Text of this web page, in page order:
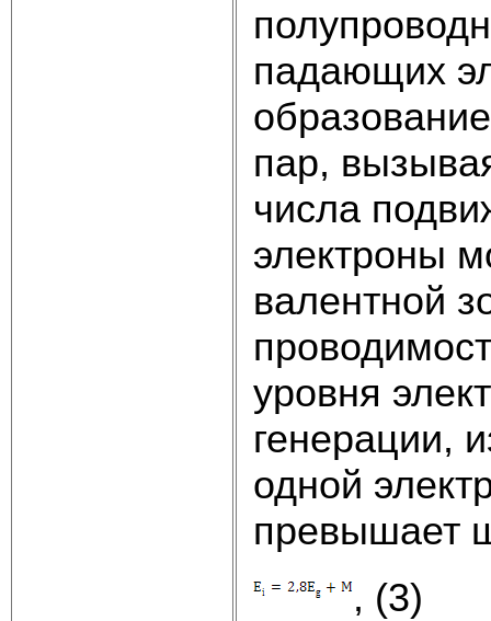
падающих
пар,
числа
электроны
валентной
уровня
генерации,
одной
превышает
, (3)